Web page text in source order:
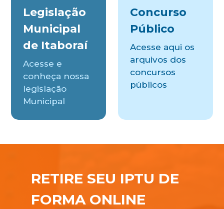
Legislação
Municipal
de Itaboraí
Acesse e
conheça nossa
legislação
Municipal
Concurso
Público
Acesse aqui os
arquivos dos
concursos
públicos
RETIRE SEU IPTU DE
FORMA ONLINE